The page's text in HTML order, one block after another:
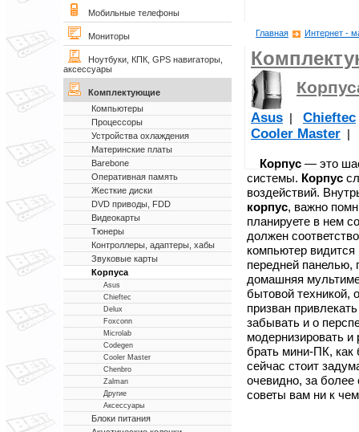
Мобильные телефоны
Мониторы
Ноутбуки, КПК, GPS навигаторы,
аксессуары
Комплектующие
Компьютеры
Процессоры
Устройства охлаждения
Материнские платы
Barebone
Оперативная память
Жесткие диски
DVD приводы, FDD
Видеокарты
Тюнеры
Контроллеры, адаптеры, хабы
Звуковые карты
Корпуса
Asus
Chieftec
Delux
Foxconn
Microlab
Codegen
Cooler Master
Chenbro
Zalman
Другие
Аксессуары
Блоки питания
Главная Интернет -
Asus | Chieftec
Cooler Master |
Корпус — это
системы. Корпус
воздействий.
корпус, важно
планируете в нем
должен
компьютер
передней панелью,
домашняя
бытовой техникой,
призван
забывать и о
модернизировать
брать мини-ПК, как
сейчас стоит
очевидно, за
советы вам ни к